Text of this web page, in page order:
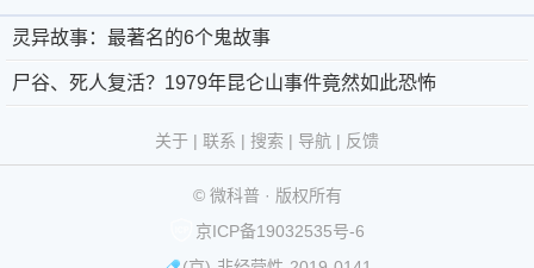
异
故
事：
著
关
科
知
故
事：
最
的
于
微灵异故事：最著名的6个鬼故事
尸谷、死人复活？1979年昆仑山事件竟然如此恐怖
关于 | 联系 | 搜索 | 导航 | 反馈
© 微科普 · 版权所有
京ICP备19032535号-6